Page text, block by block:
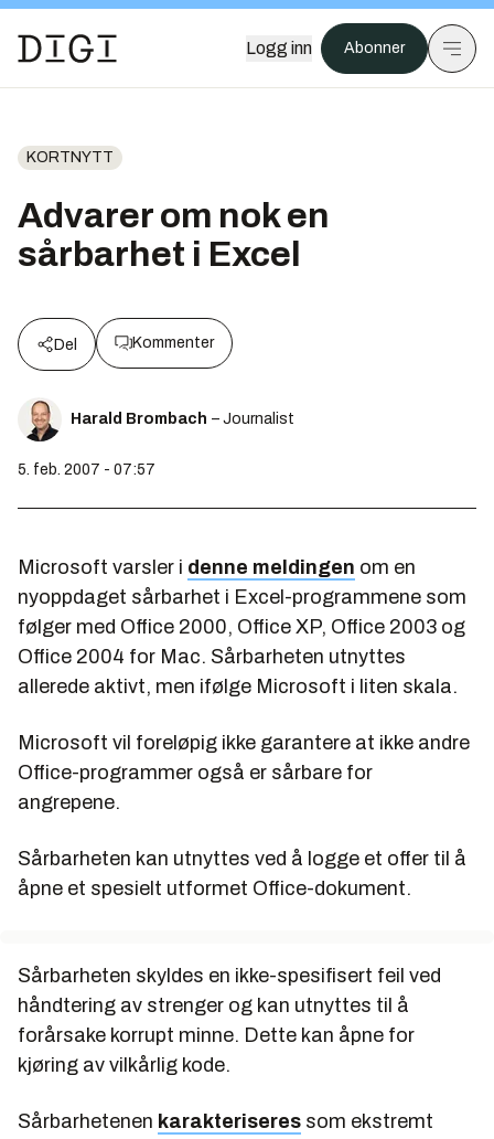
Logg inn Abonner
KORTNYTT
Advarer om nok en
sårbarhet i Excel
Del Kommenter
Harald Brombach – Journalist
5. feb. 2007 - 07:57
Microsoft varsler i denne meldingen om en
nyoppdaget sårbarhet i Excel-programmene som
følger med Office 2000, Office XP, Office 2003 og
Office 2004 for Mac. Sårbarheten utnyttes
allerede aktivt, men ifølge Microsoft i liten skala.
Microsoft vil foreløpig ikke garantere at ikke andre
Office-programmer også er sårbare for
angrepene.
Sårbarheten kan utnyttes ved å logge et offer til å
åpne et spesielt utformet Office-dokument.
Sårbarheten skyldes en ikke-spesifisert feil ved
håndtering av strenger og kan utnyttes til å
forårsake korrupt minne. Dette kan åpne for
kjøring av vilkårlig kode.
Sårbarhetenen karakteriseres som ekstremt